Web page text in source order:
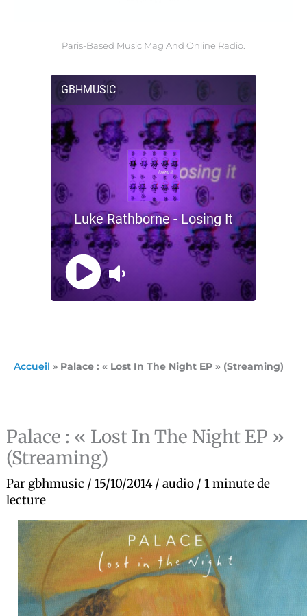
Paris-Based Music Mag And Online Radio.
Accueil » Palace : « Lost In The Night EP » (Streaming)
Palace : « Lost In The Night EP »
(Streaming)
Par gbhmusic /15/10/2014/audio /1 minute de
lecture